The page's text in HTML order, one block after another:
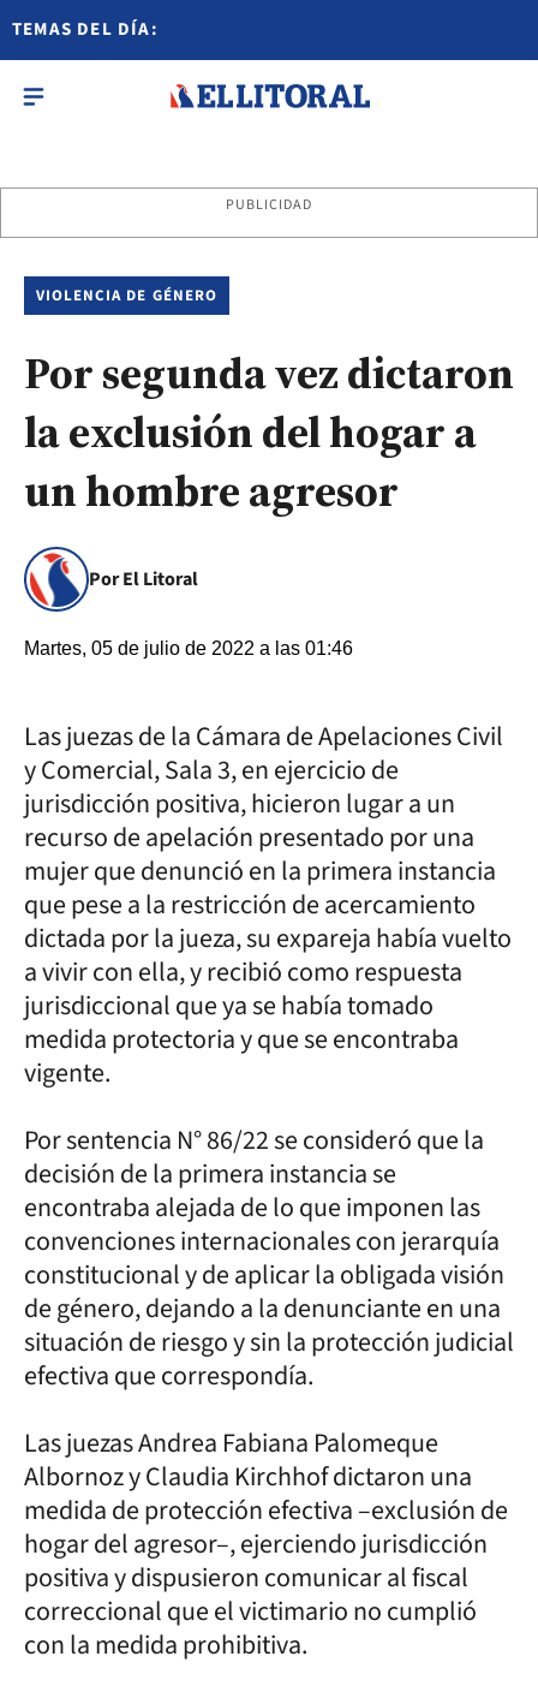
TEMAS DEL DÍA:
PUBLICIDAD
VIOLENCIA DE GÉNERO
Por segunda vez dictaron
la exclusión del hogar a
un hombre agresor
Por El Litoral
Martes, 05 de julio de 2022 a las 01:46
Las juezas de la Cámara de Apelaciones Civil
y Comercial, Sala 3, en ejercicio de
jurisdicción positiva, hicieron lugar a un
recurso de apelación presentado por una
mujer que denunció en la primera instancia
que pese a la restricción de acercamiento
dictada por la jueza, su expareja había vuelto
a vivir con ella, y recibió como respuesta
jurisdiccional que ya se había tomado
medida protectoria y que se encontraba
vigente.
Por sentencia N° 86/22 se consideró que la
decisión de la primera instancia se
encontraba alejada de lo que imponen las
convenciones internacionales con jerarquía
constitucional y de aplicar la obligada visión
de género, dejando a la denunciante en una
situación de riesgo y sin la protección judicial
efectiva que correspondía.
Las juezas Andrea Fabiana Palomeque
Albornoz y Claudia Kirchhof dictaron una
medida de protección efectiva –exclusión de
hogar del agresor–, ejerciendo jurisdicción
positiva y dispusieron comunicar al fiscal
correccional que el victimario no cumplió
con la medida prohibitiva.